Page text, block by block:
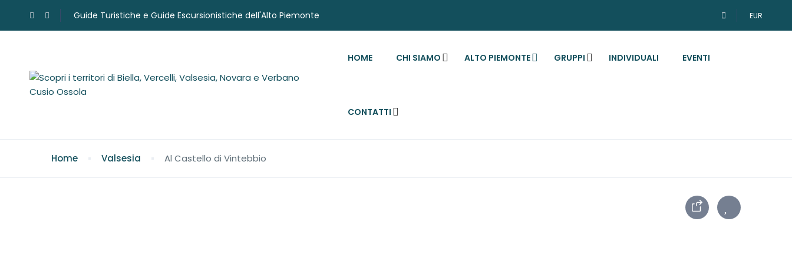
Guide Turistiche e Guide Escursionistiche dell'Alto Piemonte EUR
HOME CHI SIAMO ALTO PIEMONTE GRUPPI INDIVIDUALI EVENTI
CONTATTI
Home Valsesia Al Castello di Vintebbio